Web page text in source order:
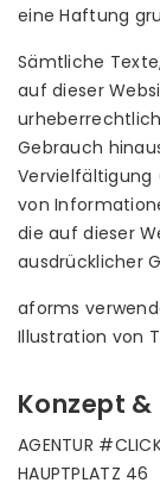
eine Haftung
Sämtliche
auf dieser
Gebrauch
Vervielfältigung
von
die auf dieser
ausdrücklicher
aforms
Illustration von
Konzept
AGENTUR
HAUPTPLATZ 46